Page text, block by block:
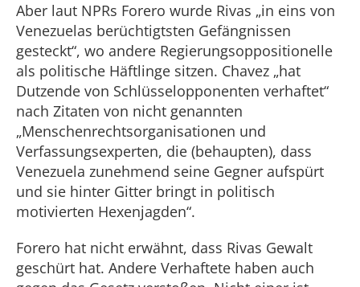
Aber laut NPRs Forero wurde Rivas „in eins von
Venezuelas berüchtigtsten Gefängnissen
gesteckt“, wo andere Regierungsoppositionelle
als politische Häftlinge sitzen. Chavez „hat
Dutzende von Schlüsselopponenten verhaftet“
nach Zitaten von nicht genannten
„Menschenrechtsorganisationen und
Verfassungsexperten, die (behaupten), dass
Venezuela zunehmend seine Gegner aufspürt
und sie hinter Gitter bringt in politisch
motivierten Hexenjagden“.
Forero hat nicht erwähnt, dass Rivas Gewalt
geschürt hat. Andere Verhaftete haben auch